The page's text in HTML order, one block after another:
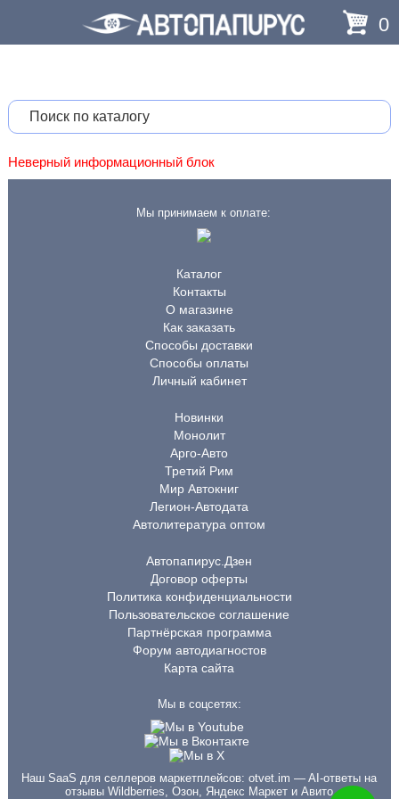
0
Неверный информационный блок
Мы принимаем к оплате:
Каталог
Контакты
О магазине
Как заказать
Способы доставки
Способы оплаты
Личный кабинет
Новинки
Монолит
Арго-Авто
Третий Рим
Мир Автокниг
Легион-Автодата
Автолитература оптом
Автопапирус.Дзен
Договор оферты
Политика конфиденциальности
Пользовательское соглашение
Партнёрская программа
Форум автодиагностов
Карта сайта
Мы в соцсетях:
Наш SaaS для селлеров маркетплейсов:otvet.im — AI-ответы на
отзывы Wildberries, Озон, Яндекс Маркет и Авито